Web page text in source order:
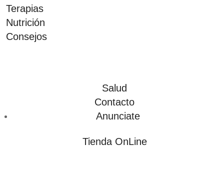
Terapias
Nutrición
Consejos
Salud
Contacto
Anunciate
Tienda OnLine